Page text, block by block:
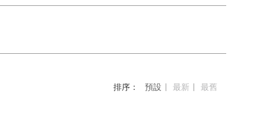
排序： 預設 最新 最舊